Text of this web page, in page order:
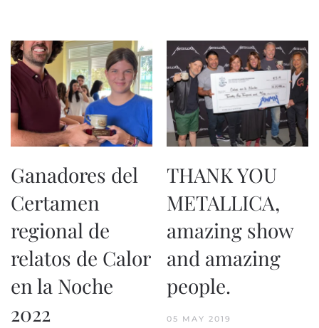
Ganadores del
Certamen
regional de
relatos de Calor
en la Noche
2022
THANK YOU
METALLICA,
amazing show
and amazing
people.
05 MAY 2019